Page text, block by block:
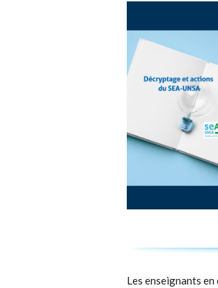
Les enseignants